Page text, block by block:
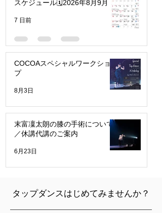
スケジュール🗓️2026年8月9月
7 日前
COCOAスペシャルワークショッ
プ
8月3日
末富凜太朗の膝の手術について
／休講代講のご案内
6月23日
​タップダンスはじめてみませんか？